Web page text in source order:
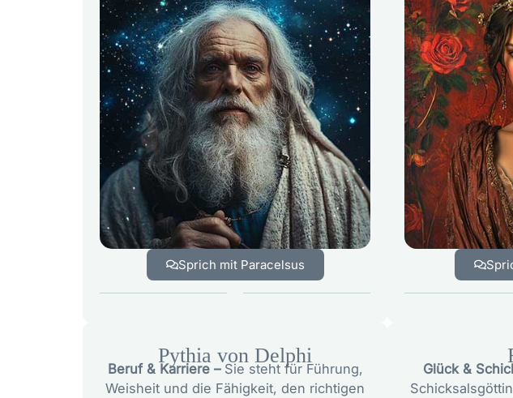
Sprich mit Paracelsus
Pythia von Delphi
Beruf & Karriere – Sie steht für Führung,
Weisheit und die Fähigkeit, den richtigen
Glück &